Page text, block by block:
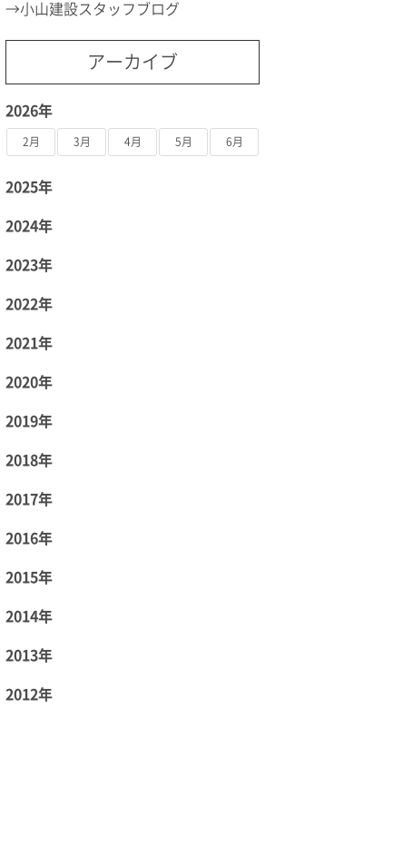
小山建設スタッフブログ
アーカイブ
2026年
2月 3月 4月 5月 6月
2025年
2024年
2023年
2022年
2021年
2020年
2019年
2018年
2017年
2016年
2015年
2014年
2013年
2012年